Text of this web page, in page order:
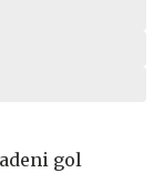
gol